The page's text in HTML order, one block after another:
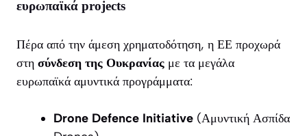
ευρωπαϊκά projects
Πέρα από την άμεση χρηματοδότηση, η ΕΕ προχωρά
στη σύνδεση της Ουκρανίας με τα μεγάλα
ευρωπαϊκά αμυντικά προγράμματα:
Drone Defence Initiative (Αμυντική Ασπίδα